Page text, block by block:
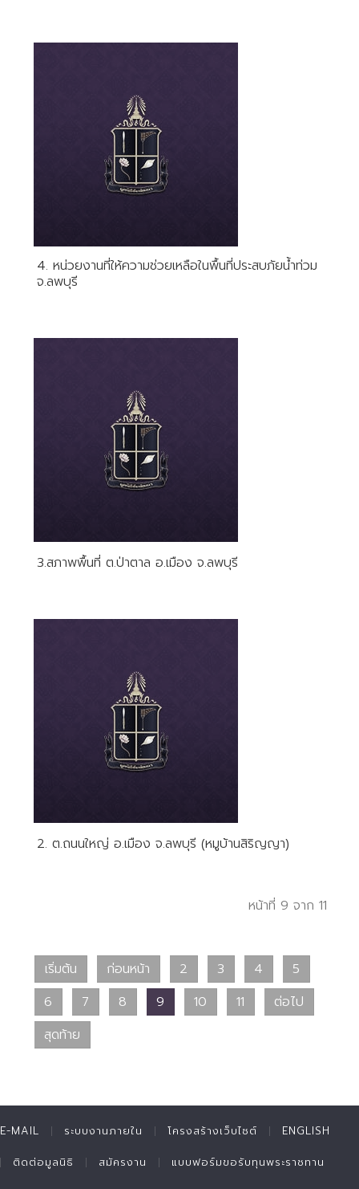
4. หน่วยงานที่ให้ความช่วยเหลือในพื้นที่ประสบภัยน้ำท่วม
จ.ลพบุรี
3.สภาพพื้นที่ ต.ป่าตาล อ.เมือง จ.ลพบุรี
2. ต.ถนนใหญ่ อ.เมือง จ.ลพบุรี (หมูบ้านสิริญญา)
หน้าที่ 9 จาก 11
เริ่มต้น ก่อนหน้า 2 3 4
5
6
7 8 9 10 11
ต่อไป
สุดท้าย
E-MAIL ระบบงานภายใน โครงสร้างเว็บไซต์ ENGLISH
ติดต่อมูลนิธิ สมัครงาน แบบฟอร์มขอรับทุนพระราชทาน